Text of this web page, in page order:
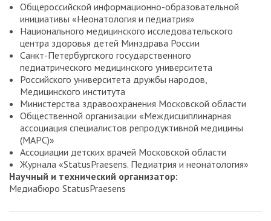
Общероссийской информационно-образовательной
инициативы «Неонатология и педиатрия»
Национального медицинского исследовательского
центра здоровья детей Минздрава России
Санкт-Петербургского государственного
педиатрического медицинского университета
Российского университета дружбы народов,
Медицинского института
Министерства здравоохранения Московской области
Общественной организации «Междисциплинарная
ассоциация специалистов репродуктивной медицины
(МАРС)»
Ассоциации детских врачей Московской области
Журнала «StatusPraesens. Педиатрия и неонатология»
Научный и технический организатор:
Медиабюро StatusPraesens